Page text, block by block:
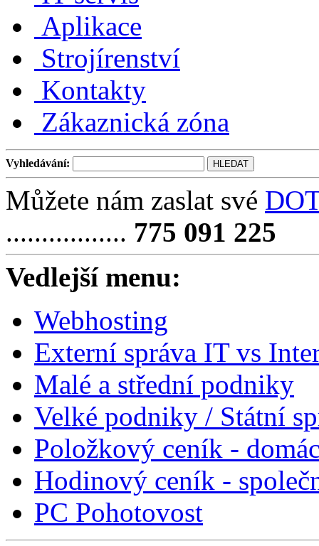
Aplikace
Strojírenství
Kontakty
Zákaznická zóna
Vyhledávání:
Můžete nám zaslat své
................. 775 091 225
Vedlejší menu:
Webhosting
Externí správa IT vs
Malé a střední podniky
Velké podniky / Státní
Položkový ceník -
Hodinový ceník -
PC Pohotovost